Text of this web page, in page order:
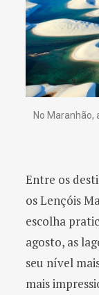
No Maranhão,
Entre os
os Lençóis
escolha
agosto, as
seu nível
mais